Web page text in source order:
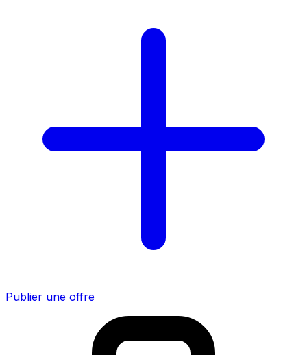
Publier une offre